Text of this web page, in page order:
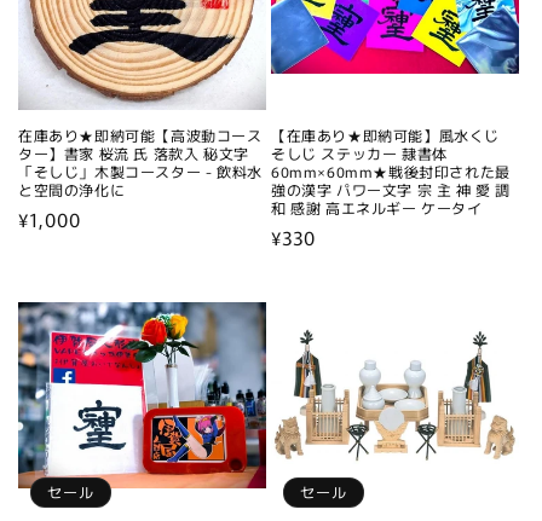
在庫あり★即納可能【高波動コース
ター】書家 桜流 氏 落款入 秘文字
「そしじ」木製コースター - 飲料水
と空間の浄化に
通
格
¥1,000
【在庫あり★即納可能】風水くじ
そしじ ステッカー 隷書体
60mm×60mm★戦後封印された最
強の漢字 パワー文字 宗 主 神 愛 調
和 感謝 高エネルギー ケータイ
通
¥330
セール セール